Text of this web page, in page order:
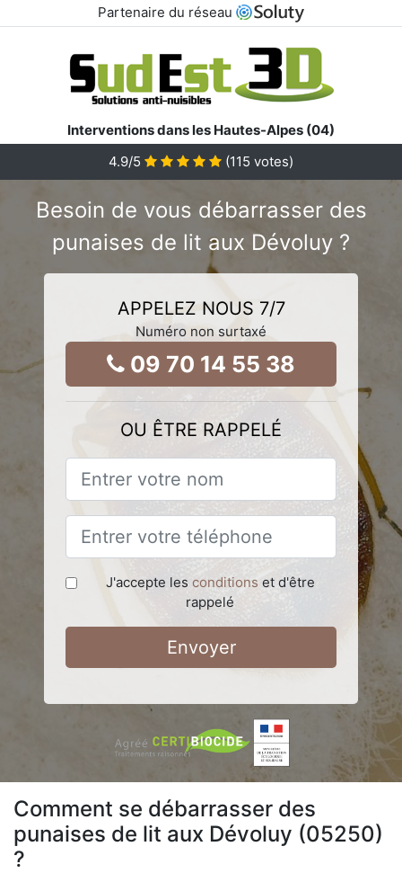
Partenaire du réseau
Interventions dans les Hautes-Alpes (04)
4.9/5 (115 votes)
Besoin de vous débarrasser des
punaises de lit aux Dévoluy ?
APPELEZ NOUS 7/7
Numéro non surtaxé
09 70 14 55 38
OU ÊTRE RAPPELÉ
J'accepte les conditions et d'être
rappelé
Envoyer
Comment se débarrasser des
punaises de lit aux Dévoluy (05250)
?